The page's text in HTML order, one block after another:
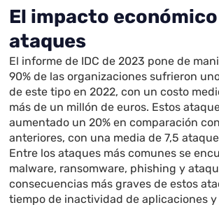
El impacto
ataques
El informe de IDC de 2023 pone de
90% de las organizaciones sufrieron
de este tipo en 2022, con un costo
más de un millón de euros. Estos
aumentado un 20% en comparación
anteriores, con una media de 7,5
Entre los ataques más comunes se
malware, ransomware, phishing y
consecuencias más graves de estos
tiempo de inactividad de aplicaciones y